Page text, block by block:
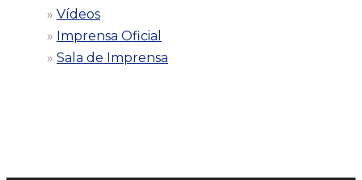
Vídeos
Imprensa Oficial
Sala de Imprensa